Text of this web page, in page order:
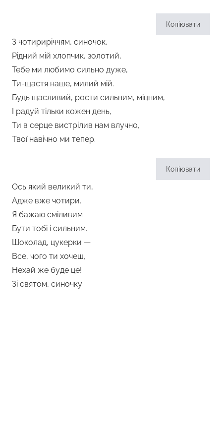
Копіювати
З чотириріччям, синочок,
Рідний мій хлопчик, золотий,
Тебе ми любимо сильно дуже,
Ти-щастя наше, милий мій.
Будь щасливий, рости сильним, міцним,
І радуй тільки кожен день,
Ти в серце вистрілив нам влучно,
Твої навічно ми тепер.
Копіювати
Ось який великий ти,
Адже вже чотири.
Я бажаю сміливим
Бути тобі і сильним.
Шоколад, цукерки —
Все, чого ти хочеш,
Нехай же буде це!
Зі святом, синочку.